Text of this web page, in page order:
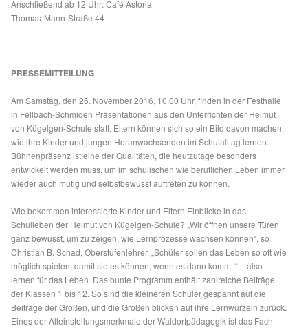
Anschließend ab 12 Uhr: Café Astoria
Thomas-Mann-Straße 44
PRESSEMITTEILUNG
Am Samstag, den 26. November 2016, 10.00 Uhr, finden in der Festhalle
in Fellbach-Schmiden Präsentationen aus den Unterrichten der Helmut
von Kügelgen-Schule statt. Eltern können sich so ein Bild davon machen,
wie ihre Kinder und jungen Heranwachsenden im Schulalltag lernen.
Bühnenpräsenz ist eine der Qualitäten, die heutzutage besonders
entwickelt werden muss, um im schulischen wie beruflichen Leben immer
wieder auch mutig und selbstbewusst auftreten zu können.
Wie bekommen interessierte Kinder und Eltern Einblicke in das
Schulleben der Helmut von Kügelgen-Schule? „Wir öffnen unsere Türen
ganz bewusst, um zu zeigen, wie Lernprozesse wachsen können“, so
Christian B. Schad, Oberstufenlehrer. „Schüler sollen das Leben so oft wie
möglich spielen, damit sie es können, wenn es dann kommt!“ – also
lernen für das Leben. Das bunte Programm enthält zahlreiche Beiträge
der Klassen 1 bis 12. So sind die kleineren Schüler gespannt auf die
Beiträge der Großen, und die Großen blicken auf ihre Lernwurzeln zurück.
Eines der Alleinstellungsmerkmale der Waldorfpädagogik ist das Fach